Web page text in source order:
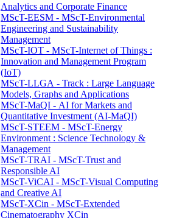
Analytics and Corporate Finance
MScT-EESM - MScT-Environmental
Engineering and Sustainability
Management
MScT-IOT - MScT-Internet of Things :
Innovation and Management Program
(IoT)
MScT-LLGA - Track : Large Language
Models, Graphs and Applications
MScT-MaQI - AI for Markets and
Quantitative Investment (AI-MaQI)
MScT-STEEM - MScT-Energy
Environment : Science Technology &
Management
MScT-TRAI - MScT-Trust and
Responsible AI
MScT-ViCAI - MScT-Visual Computing
and Creative AI
MScT-XCin - MScT-Extended
Cinematography XCin